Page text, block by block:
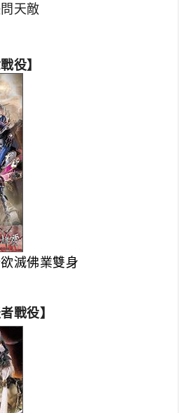
天敵
役】
滅佛業雙身
戰役】